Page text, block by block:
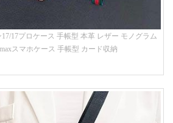
17プロケース 手帳型 本革 レザー モノグラム
スマホケース 手帳型 カード収納
風 GUCCI galaxy s26/s25/s24ケース 手帳型 大